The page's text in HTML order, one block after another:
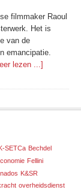
filmmaker Raoul
Het is
van de
emancipatie.
lezen ...]
SETCa Bechdel
Fellini
K&SR
overheidsdienst